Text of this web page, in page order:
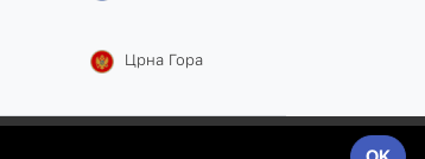
Црна Гора